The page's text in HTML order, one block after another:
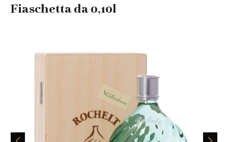
Fiaschetta da 0,10l